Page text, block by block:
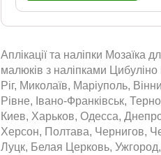
Аплікації та наліпки Мозаїка
малюків з наліпками Цибуліно
Ріг, Миколаїв, Маріуполь,
Рівне, Івано-Франківськ,
Киев, Харьков, Одесса,
Херсон, Полтава, Чернигов,
Луцк, Белая Церковь,